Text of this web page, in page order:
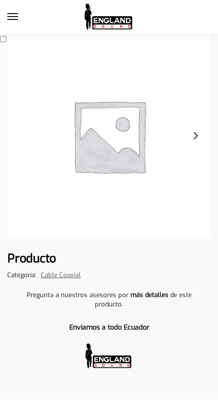
Producto
Categoría: Cable Coaxial
Pregunta a nuestros asesores por más detallesde este
producto.
Enviamos a todo Ecuador